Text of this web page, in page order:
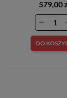
579,00
DO